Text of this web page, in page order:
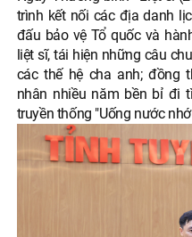
trình kết nối các địa danh
đấu bảo vệ Tổ quốc và
liệt sĩ, tái hiện những câu
các thế hệ cha anh; đồng
nhân nhiều năm bền bỉ đi
truyền thống "Uống nước